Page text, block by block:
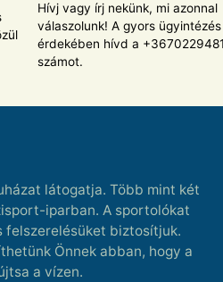
Hívj vagy írj nekünk, mi azonnal
válaszolunk! A gyors ügyintézés
érdekében hívd a
számot.
látogatja. Több mint két
iparban. A sportolókat
felszerelésüket biztosítjuk.
Önnek abban, hogy a
a vízen.